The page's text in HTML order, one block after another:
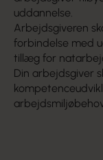
uddannelse.
Arbejdsgiveren
forbindelse med
tillæg for
Din arbejdsgiver